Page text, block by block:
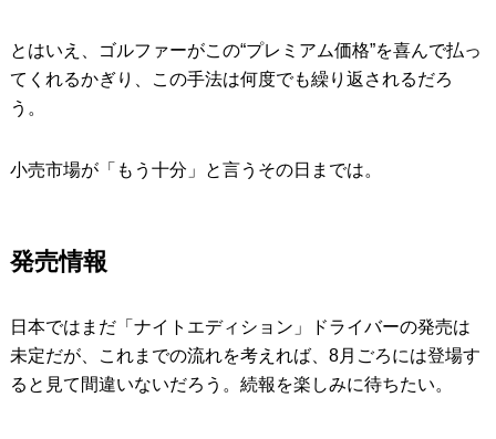
とはいえ、ゴルファーがこの“プレミアム価格”を喜んで払っ
てくれるかぎり、この手法は何度でも繰り返されるだろ
う。
小売市場が「もう十分」と言うその日までは。
発売情報
日本ではまだ「ナイトエディション」ドライバーの発売は
未定だが、これまでの流れを考えれば、8月ごろには登場す
ると見て間違いないだろう。続報を楽しみに待ちたい。